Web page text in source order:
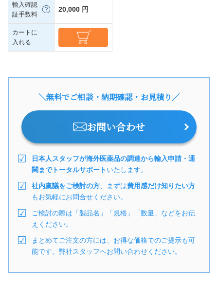
輸入確認
証手数料
20,000 円
カートに
入れる
＼無料でご相談・納期確認・お見積り／
お問い合わせ
日本人スタッフが海外医薬品の調達から輸入申請・通
関までトータルサポートいたします。
社内稟議をご検討の方 、まずは費用感だけ知りたい方
もお気軽にお問合せください。
ご検討の際は「製品名」「規格」「数量」などをお伝
えください。
まとめてご注文の方には、お得な価格でのご提示も可
能です。弊社スタッフへお問い合わせください。